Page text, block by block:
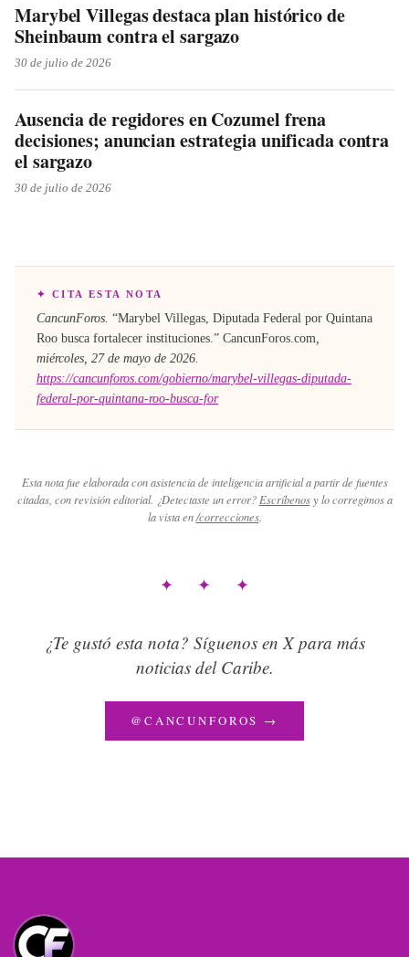
Marybel Villegas destaca plan histórico de
Sheinbaum contra el sargazo
30 de julio de 2026
Ausencia de regidores en Cozumel frena
decisiones; anuncian estrategia unificada contra
el sargazo
30 de julio de 2026
✦ CITA ESTA NOTA
CancunForos. “Marybel Villegas, Diputada Federal por Quintana
Roo busca fortalecer instituciones .” CancunForos.com
miércoles, 27 de mayo de 2026
https://cancunforos.com/gobierno/marybel-villegas-diputada-
federal-por-quintana-roo-busca-for
Esta nota fue elaborada con asistencia de inteligencia artificial a partir de fuentes
citadas, con revisión editorial. ¿Detectaste un error? Escríbenos y lo corregimos a
la vista en /correcciones.
✦ ✦ ✦
¿Te gustó esta nota? Síguenos en X para más
noticias del Caribe.
@CANCUNFOROS →